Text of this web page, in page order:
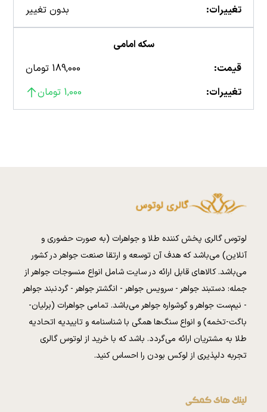
تغییرات:
بدون تغییر
سکه امامی
قیمت:
189,000 تومان
تغییرات:
1,000 تومان
لوتوس گالری پخش کننده طلا و جواهرات (به صورت حضوری و
آنلاین) می‌باشد که هدف آن توسعه و ارتقا صنعت جواهر در کشور
می‌باشد. کالا‌های قابل ارائه در سایت شامل انواع منسوجات جواهر از
جمله: دستبند جواهر - سرویس جواهر - انگشتر جواهر - گردنبند جواهر
- نیم‌ست جواهر و گوشواره جواهر می‌باشد. تمامی جواهرات (برلیان-
باگت-تخمه) و انواع سنگ‌ها همگی با شناسنامه و تاییدیه اتحادیه
طلا به مشتریان ارائه می‌گردد. باشد که با خرید از لوتوس گالری
تجربه دلپذیری از لوکس بودن را احساس کنید.
لینک های کمکی